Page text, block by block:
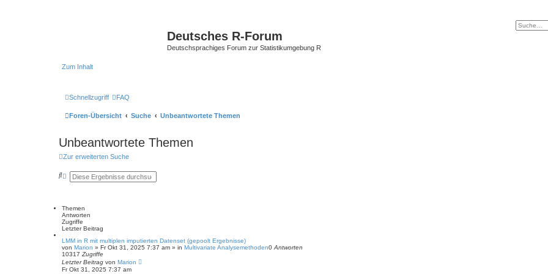
Deutsches R-Forum
Deutschsprachiges Forum zur Statistikumgebung R
Zum Inhalt
Schnellzugriff FAQ
Foren-Übersicht Suche Unbeantwortete Themen
Unbeantwortete Themen
Zur erweiterten Suche
S E
t
e
r
t
e
S
u
c
h
Themen
Antworten
Zugriffe
Letzter Beitrag
LMM in R mit multiplen imputierten Datenset (gepoolt Ergebnisse)
von Marion » Fr Okt 31, 2025 7:37 am » in Multivariate Analysemethoden0 Antworten
10317 Zugriffe
Letzter Beitrag von Marion
Fr Okt 31, 2025 7:37 am